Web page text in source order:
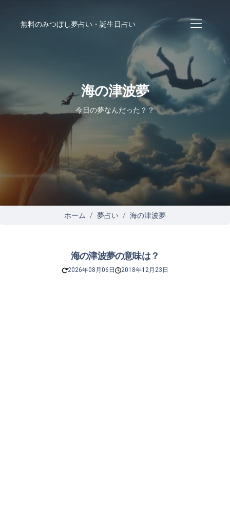
無料のみつぼし夢占い・誕生日占い
海の津波夢
今日の夢なんだった？？
ホーム 夢占い 海の津波夢
海の津波夢の意味は？
2026年08月06日 2018年12月23日